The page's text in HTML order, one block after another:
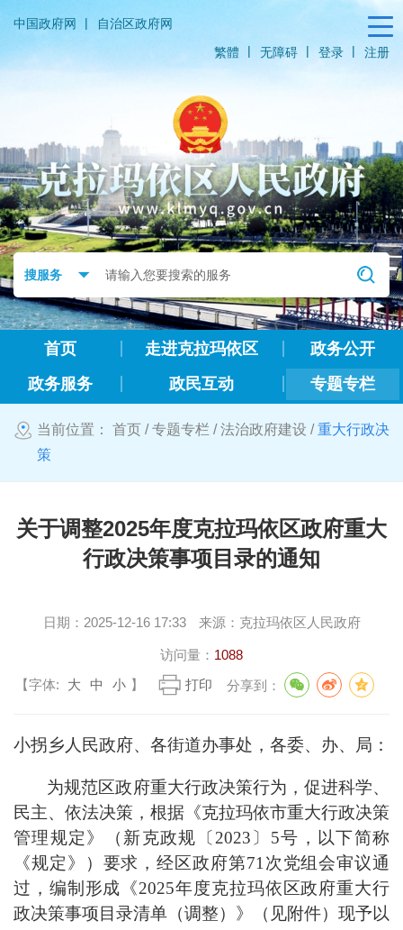
中国政府网 |
自治区政府网
繁體
| 无障碍 | 登录 | 注册
首页 走进克拉玛依区
政务公开
政务服务
政民互动 专题专栏
当前位置： 首页 /专题专栏 /法治政府建设 /重大行政决
策
关于调整2025年度克拉玛依区政府重大
行政决策事项目录的通知
日期： 2025-12-16 17:33 来源： 克拉玛依区人民政府
访问量： 1088
【字体:
大 中 小 】 打印 分享到：
小拐乡人民政府、各街道办事处，各委、办、局：
为规范区政府重大行政决策行为，促进科学、
民主、依法决策，根据《克拉玛依市重大行政决策
管理规定》（新克政规〔2023〕5号，以下简称
《规定》）要求，经区政府第71 次党组会审议通
过，编制形成《2025年度克拉玛依区政府重大行
政决策事项目录清单（调整）》（见附件）现予以